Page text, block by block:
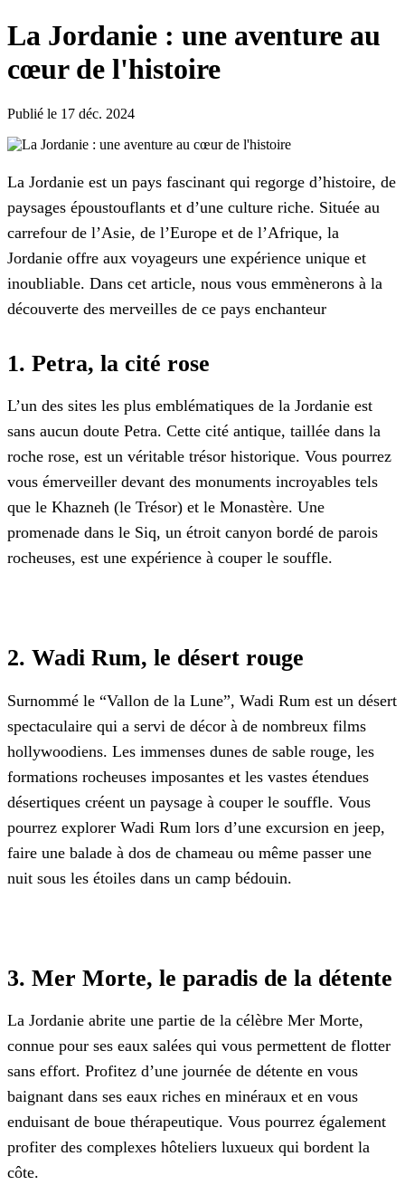
La Jordanie : une aventure au
cœur de l'histoire
Publié le 17 déc. 2024
La Jordanie est un pays fascinant qui regorge d’histoire, de
paysages époustouflants et d’une culture riche. Située au
carrefour de l’Asie, de l’Europe et de l’Afrique, la
Jordanie offre aux voyageurs une expérience unique et
inoubliable. Dans cet article, nous vous emmènerons à la
découverte des merveilles de ce pays enchanteur
1. Petra, la cité rose
L’un des sites les plus emblématiques de la Jordanie est
sans aucun doute Petra. Cette cité antique, taillée dans la
roche rose, est un véritable trésor historique. Vous pourrez
vous émerveiller devant des monuments incroyables tels
que le Khazneh (le Trésor) et le Monastère. Une
promenade dans le Siq, un étroit canyon bordé de parois
rocheuses, est une expérience à couper le souffle.
2. Wadi Rum, le désert rouge
Surnommé le “Vallon de la Lune”, Wadi Rum est un désert
spectaculaire qui a servi de décor à de nombreux films
hollywoodiens. Les immenses dunes de sable rouge, les
formations rocheuses imposantes et les vastes étendues
désertiques créent un paysage à couper le souffle. Vous
pourrez explorer Wadi Rum lors d’une excursion en jeep,
faire une balade à dos de chameau ou même passer une
nuit sous les étoiles dans un camp bédouin.
3. Mer Morte, le paradis de la détente
La Jordanie abrite une partie de la célèbre Mer Morte,
connue pour ses eaux salées qui vous permettent de flotter
sans effort. Profitez d’une journée de détente en vous
baignant dans ses eaux riches en minéraux et en vous
enduisant de boue thérapeutique. Vous pourrez également
profiter des complexes hôteliers luxueux qui bordent la
côte.